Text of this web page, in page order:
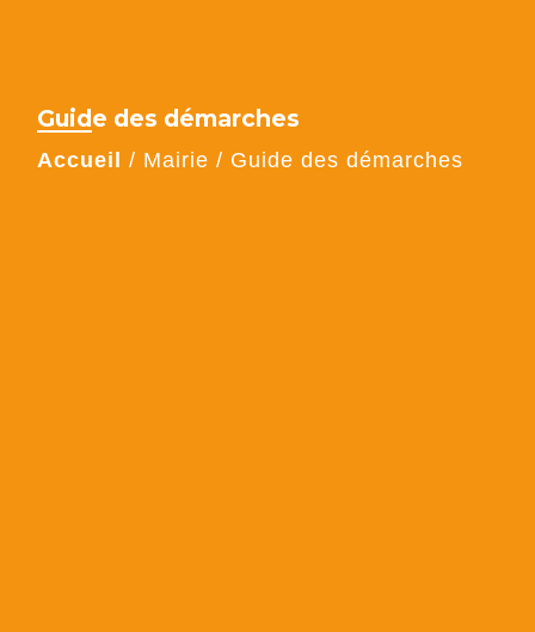
Guide des démarches
Accueil / Mairie / Guide des démarches